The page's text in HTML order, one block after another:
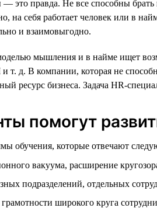
это правда. Не все способны брать
на себя работает человек или в
и взаимовыгодно.
мышления и в найме ищет
т. д. В компании, которая не
ресурс бизнеса. Задача HR-
помогут
обучения, которые отвечают
вакуума, расширение
подразделений, отдельных
широкого круга